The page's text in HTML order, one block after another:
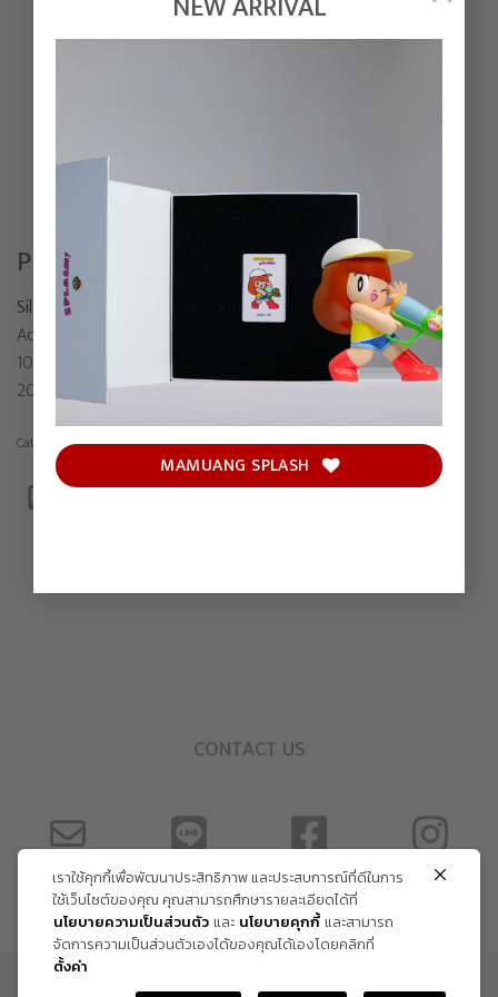
MAMUANG SPLASH
PEOPLE INSIGHT
Silawit Poolsawat
Acrylic on canvas
100 x 130 cm
2022
Category:Painting
CONTACT US
ข้อกำหนด และเงื่อนไข
เราใช้คุกกี้เพื่อพัฒนาประสิทธิภาพ และประสบการณ์ที่ดีในการ
ใช้เว็บไซต์ของคุณ คุณสามารถศึกษารายละเอียดได้ที่
นโยบายความเป็นส่วนตัวและ นโยบายคุกกี้และสามารถ
จัดการความเป็นส่วนตัวเองได้ของคุณได้เองโดยคลิกที่
ตั้งค่า